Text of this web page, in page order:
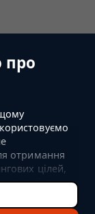
про
отримання
цілей,
вмісту чи
і